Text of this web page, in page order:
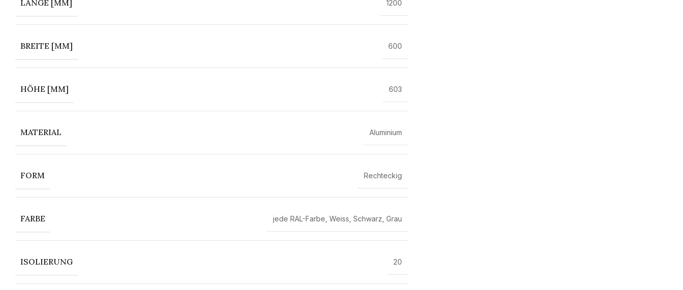
LÄNGE [MM] 1200
BREITE [MM] 600
HÖHE [MM] 603
MATERIAL Aluminium
FORM Rechteckig
FARBE jede RAL-Farbe Weiss Schwarz Grau
ISOLIERUNG 20